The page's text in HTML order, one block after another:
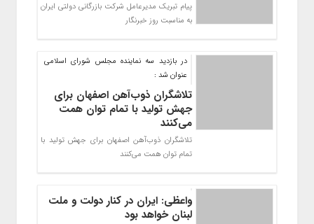
پیام تبریک مدیرعامل شرکت بازرگانی دولتی ایران
به مناسبت روز خبرنگار
در بازدید سه نماینده مجلس شورای اسلامی
عنوان شد :
تلاشگران ذوب‌آهن اصفهان برای
جهش تولید با تمام توان همت
می‌کنند
تلاشگران ذوب‌آهن اصفهان برای جهش تولید با
تمام توان همت می‌کنند
واعظی: ایران در کنار دولت و ملت
لبنان خواهد بود